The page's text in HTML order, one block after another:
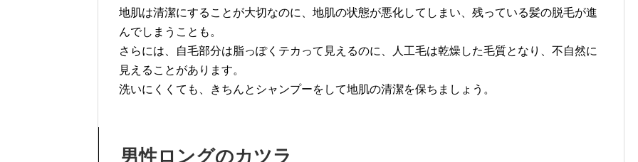
地肌は清潔にすることが大切なのに、地肌の状態が悪化してしまい、残っている髪の脱毛が進
んでしまうことも。
さらには、自毛部分は脂っぽくテカって見えるのに、人工毛は乾燥した毛質となり、不自然に
見えることがあります。
洗いにくくても、きちんとシャンプーをして地肌の清潔を保ちましょう。
男性ロングのカツラ